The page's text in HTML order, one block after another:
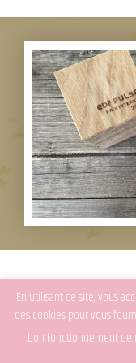
En utilisant ce site, vous
des cookies pour vous
bon fonctionnement de